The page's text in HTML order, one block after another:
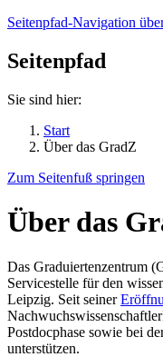
Seitenpfad-Navigation
Seitenpfad
Sie sind hier:
Start
Über das GradZ
Zum Seitenfuß springen
Über das
Das Graduiertenzentrum
Servicestelle für den
Leipzig. Seit seiner
Postdocphase sowie bei
unterstützen.